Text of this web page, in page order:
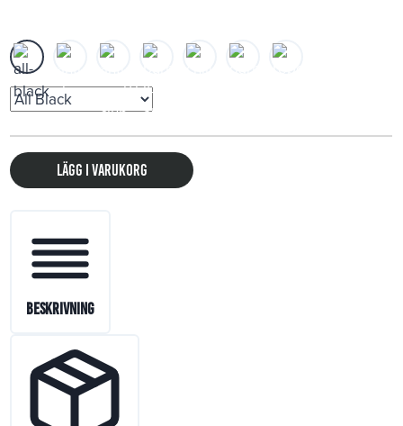
Lägg i varukorg
Beskrivning